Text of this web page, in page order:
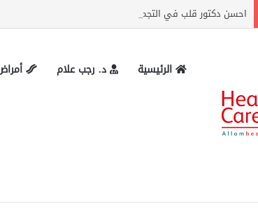
احسن دكتور قلب في التجمع وعنوان المركز وارقام التواصل
الرئيسية د. رجب علام
»علاج انسداد الشرايين